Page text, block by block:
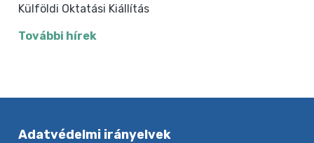
Külföldi Oktatási Kiállítás
További hírek
Adatvédelmi irányelvek